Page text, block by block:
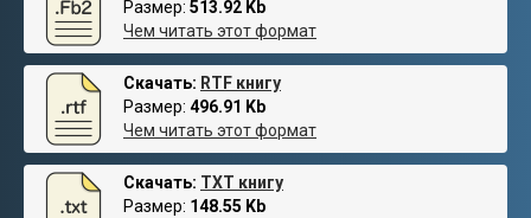
Размер: 513.92 Kb
Чем читать этот формат
Скачать: RTF книгу
Размер: 496.91 Kb
Чем читать этот формат
Скачать: TXT книгу
Размер: 148.55 Kb